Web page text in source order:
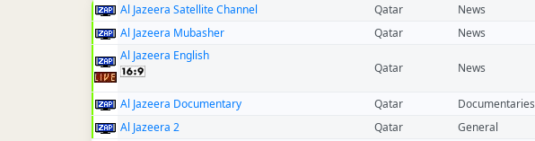
Al Jazeera Satellite Channel Qatar News
Al Jazeera Mubasher
Qatar News
Al Jazeera English
Qatar
News
Al Jazeera Documentary Qatar Documentaries
Al Jazeera 2
Qatar General